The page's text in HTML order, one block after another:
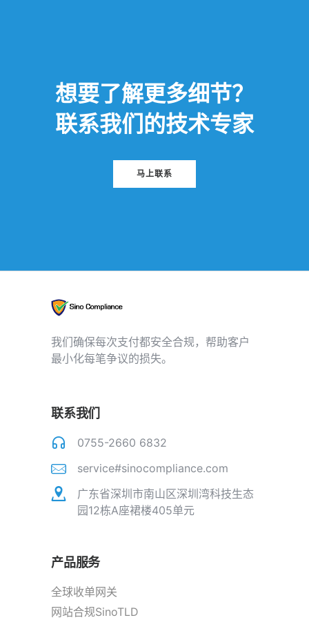
想要了解更多细节？
联系我们的技术专家
马上联系
我们确保每次支付都安全合规，帮助客户
最小化每笔争议的损失。
联系我们
0755-2660 6832
service#sinocompliance.com
广东省深圳市南山区深圳湾科技生态
园12栋A座裙楼405单元
产品服务
全球收单网关
网站合规SinoTLD